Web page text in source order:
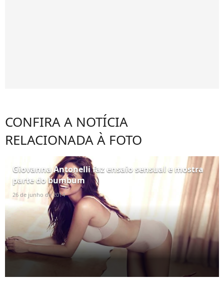
CONFIRA A NOTÍCIA
RELACIONADA À FOTO
Giovanna Antonelli faz ensaio sensual e mostra
parte do bumbum
26 de junho de 2014